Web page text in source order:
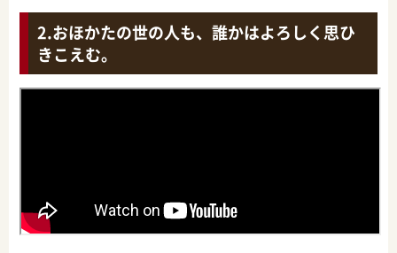
おほかたの世の人も、誰かはよろしく思ひ
きこえむ。